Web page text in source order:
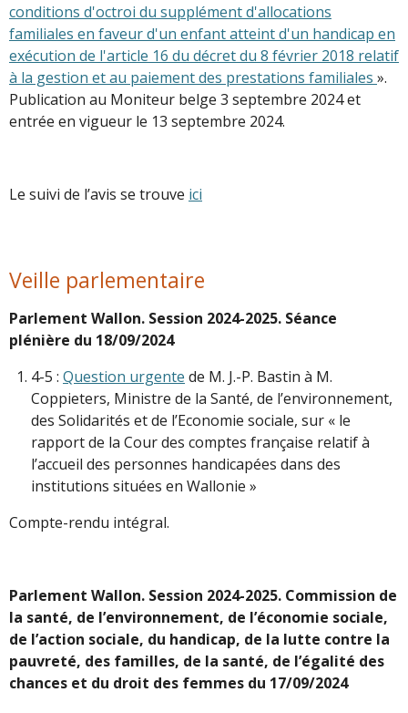
conditions d'octroi du supplément d'allocations
familiales en faveur d'un enfant atteint d'un handicap en
exécution de l'article 16 du décret du 8 février 2018 relatif
à la gestion et au paiement des prestations familiales ».
Publication au Moniteur belge 3 septembre 2024 et
entrée en vigueur le 13 septembre 2024.
Le suivi de l’avis se trouve ici
Veille parlementaire
Parlement Wallon. Session 2024-2025. Séance
plénière du 18/09/2024
4-5 : Question urgente de M. J.-P. Bastin à M.
Coppieters, Ministre de la Santé, de l’environnement,
des Solidarités et de l’Economie sociale, sur « le
rapport de la Cour des comptes française relatif à
l’accueil des personnes handicapées dans des
institutions situées en Wallonie »
Compte-rendu intégral.
Parlement Wallon. Session 2024-2025. Commission de
la santé, de l’environnement, de l’économie sociale,
de l’action sociale, du handicap, de la lutte contre la
pauvreté, des familles, de la santé, de l’égalité des
chances et du droit des femmes du 17/09/2024